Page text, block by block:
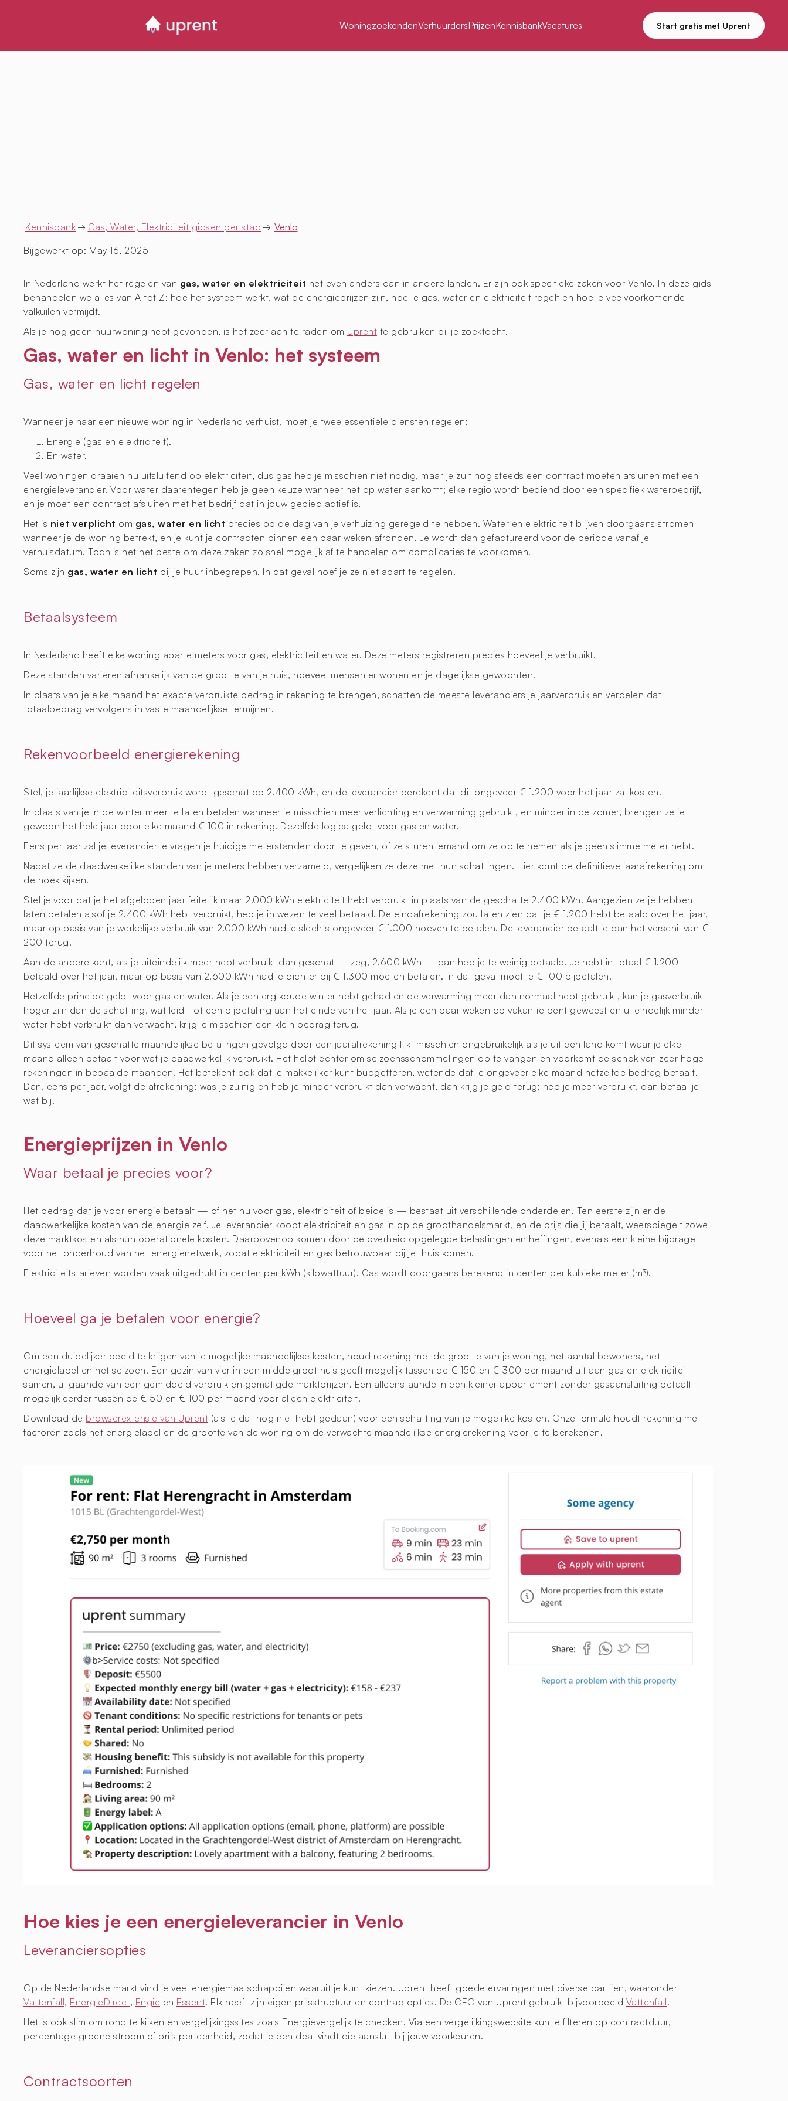
WoningzoekendenVerhuurdersPrijzenKennisbankVacatures Start gratis met Uprent
Kennisbank → Gas, Water, Elektriciteit gidsen per stad → Venlo
Bijgewerkt op: May 16, 2025
In Nederland werkt het regelen van gas, water en elektriciteit net even anders dan in andere landen. Er zijn ook specifieke zaken voor Venlo. In deze gids
behandelen we alles van A tot Z: hoe het systeem werkt, wat de energieprijzen zijn, hoe je gas, water en elektriciteit regelt en hoe je veelvoorkomende
valkuilen vermijdt.
Als je nog geen huurwoning hebt gevonden, is het zeer aan te raden om Uprent te gebruiken bij je zoektocht.
Gas, water en licht in Venlo: het systeem
Gas, water en licht regelen
Wanneer je naar een nieuwe woning in Nederland verhuist, moet je twee essentiële diensten regelen:
Energie (gas en elektriciteit).
En water.
Veel woningen draaien nu uitsluitend op elektriciteit, dus gas heb je misschien niet nodig, maar je zult nog steeds een contract moeten afsluiten met een
energieleverancier. Voor water daarentegen heb je geen keuze wanneer het op water aankomt; elke regio wordt bediend door een specifiek waterbedrijf,
en je moet een contract afsluiten met het bedrijf dat in jouw gebied actief is.
Het is niet verplicht om gas, water en licht precies op de dag van je verhuizing geregeld te hebben. Water en elektriciteit blijven doorgaans stromen
wanneer je de woning betrekt, en je kunt je contracten binnen een paar weken afronden. Je wordt dan gefactureerd voor de periode vanaf je
verhuisdatum. Toch is het het beste om deze zaken zo snel mogelijk af te handelen om complicaties te voorkomen.
Soms zijn gas, water en licht bij je huur inbegrepen. In dat geval hoef je ze niet apart te regelen.
Betaalsysteem
In Nederland heeft elke woning aparte meters voor gas, elektriciteit en water. Deze meters registreren precies hoeveel je verbruikt.
Deze standen variëren afhankelijk van de grootte van je huis, hoeveel mensen er wonen en je dagelijkse gewoonten.
In plaats van je elke maand het exacte verbruikte bedrag in rekening te brengen, schatten de meeste leveranciers je jaarverbruik en verdelen dat
totaalbedrag vervolgens in vaste maandelijkse termijnen.
Rekenvoorbeeld energierekening
Stel, je jaarlijkse elektriciteitsverbruik wordt geschat op 2.400 kWh, en de leverancier berekent dat dit ongeveer € 1.200 voor het jaar zal kosten.
In plaats van je in de winter meer te laten betalen wanneer je misschien meer verlichting en verwarming gebruikt, en minder in de zomer, brengen ze je
gewoon het hele jaar door elke maand € 100 in rekening. Dezelfde logica geldt voor gas en water.
Eens per jaar zal je leverancier je vragen je huidige meterstanden door te geven, of ze sturen iemand om ze op te nemen als je geen slimme meter hebt.
Nadat ze de daadwerkelijke standen van je meters hebben verzameld, vergelijken ze deze met hun schattingen. Hier komt de definitieve jaarafrekening om
de hoek kijken.
Stel je voor dat je het afgelopen jaar feitelijk maar 2.000 kWh elektriciteit hebt verbruikt in plaats van de geschatte 2.400 kWh. Aangezien ze je hebben
laten betalen alsof je 2.400 kWh hebt verbruikt, heb je in wezen te veel betaald. De eindafrekening zou laten zien dat je € 1.200 hebt betaald over het jaar,
maar op basis van je werkelijke verbruik van 2.000 kWh had je slechts ongeveer € 1.000 hoeven te betalen. De leverancier betaalt je dan het verschil van €
200 terug.
Aan de andere kant, als je uiteindelijk meer hebt verbruikt dan geschat — zeg, 2.600 kWh — dan heb je te weinig betaald. Je hebt in totaal € 1.200
betaald over het jaar, maar op basis van 2.600 kWh had je dichter bij € 1.300 moeten betalen. In dat geval moet je € 100 bijbetalen.
Hetzelfde principe geldt voor gas en water. Als je een erg koude winter hebt gehad en de verwarming meer dan normaal hebt gebruikt, kan je gasverbruik
hoger zijn dan de schatting, wat leidt tot een bijbetaling aan het einde van het jaar. Als je een paar weken op vakantie bent geweest en uiteindelijk minder
water hebt verbruikt dan verwacht, krijg je misschien een klein bedrag terug.
Dit systeem van geschatte maandelijkse betalingen gevolgd door een jaarafrekening lijkt misschien ongebruikelijk als je uit een land komt waar je elke
maand alleen betaalt voor wat je daadwerkelijk verbruikt. Het helpt echter om seizoensschommelingen op te vangen en voorkomt de schok van zeer hoge
rekeningen in bepaalde maanden. Het betekent ook dat je makkelijker kunt budgetteren, wetende dat je ongeveer elke maand hetzelfde bedrag betaalt.
Dan, eens per jaar, volgt de afrekening: was je zuinig en heb je minder verbruikt dan verwacht, dan krijg je geld terug; heb je meer verbruikt, dan betaal je
wat bij.
Energieprijzen in Venlo
Waar betaal je precies voor?
Het bedrag dat je voor energie betaalt — of het nu voor gas, elektriciteit of beide is — bestaat uit verschillende onderdelen. Ten eerste zijn er de
daadwerkelijke kosten van de energie zelf. Je leverancier koopt elektriciteit en gas in op de groothandelsmarkt, en de prijs die jij betaalt, weerspiegelt zowel
deze marktkosten als hun operationele kosten. Daarbovenop komen door de overheid opgelegde belastingen en heffingen, evenals een kleine bijdrage
voor het onderhoud van het energienetwerk, zodat elektriciteit en gas betrouwbaar bij je thuis komen.
Elektriciteitstarieven worden vaak uitgedrukt in centen per kWh (kilowattuur). Gas wordt doorgaans berekend in centen per kubieke meter (m³).
Hoeveel ga je betalen voor energie?
Om een duidelijker beeld te krijgen van je mogelijke maandelijkse kosten, houd rekening met de grootte van je woning, het aantal bewoners, het
energielabel en het seizoen. Een gezin van vier in een middelgroot huis geeft mogelijk tussen de € 150 en € 300 per maand uit aan gas en elektriciteit
samen, uitgaande van een gemiddeld verbruik en gematigde marktprijzen. Een alleenstaande in een kleiner appartement zonder gasaansluiting betaalt
mogelijk eerder tussen de € 50 en € 100 per maand voor alleen elektriciteit.
Download de browserextensie van Uprent (als je dat nog niet hebt gedaan) voor een schatting van je mogelijke kosten. Onze formule houdt rekening met
factoren zoals het energielabel en de grootte van de woning om de verwachte maandelijkse energierekening voor je te berekenen.
Hoe kies je een energieleverancier in Venlo
Leveranciersopties
Op de Nederlandse markt vind je veel energiemaatschappijen waaruit je kunt kiezen. Uprent heeft goede ervaringen met diverse partijen, waaronder
Vattenfall, EnergieDirect, Engie en Essent. Elk heeft zijn eigen prijsstructuur en contractopties. De CEO van Uprent gebruikt bijvoorbeeld Vattenfall.
Het is ook slim om rond te kijken en vergelijkingssites zoals Energievergelijk te checken. Via een vergelijkingswebsite kun je filteren op contractduur,
percentage groene stroom of prijs per eenheid, zodat je een deal vindt die aansluit bij jouw voorkeuren.
Contractsoorten